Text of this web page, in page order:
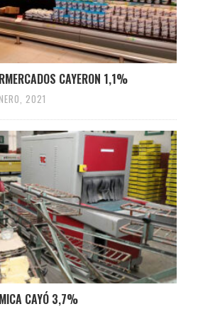
CAYERON 1,1%
2021
CAYÓ 3,7%